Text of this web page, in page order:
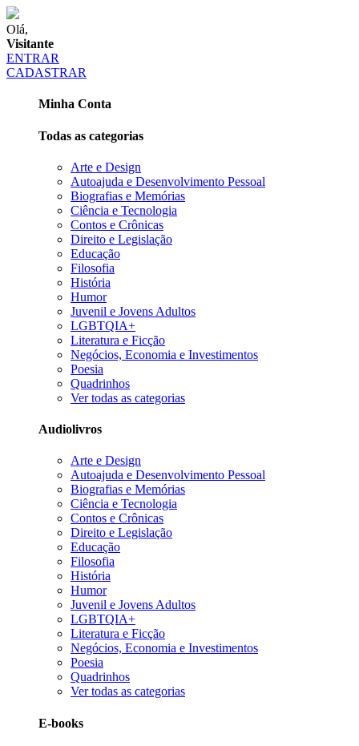
Olá,
Visitante
ENTRAR
CADASTRAR
Minha Conta
Todas as categorias
Arte e Design
Autoajuda e Desenvolvimento Pessoal
Biografias e Memórias
Ciência e Tecnologia
Contos e Crônicas
Direito e Legislação
Educação
Filosofia
História
Humor
Juvenil e Jovens Adultos
LGBTQIA+
Literatura e Ficção
Negócios, Economia e Investimentos
Poesia
Quadrinhos
Ver todas as categorias
Audiolivros
Arte e Design
Autoajuda e Desenvolvimento Pessoal
Biografias e Memórias
Ciência e Tecnologia
Contos e Crônicas
Direito e Legislação
Educação
Filosofia
História
Humor
Juvenil e Jovens Adultos
LGBTQIA+
Literatura e Ficção
Negócios, Economia e Investimentos
Poesia
Quadrinhos
Ver todas as categorias
E-books